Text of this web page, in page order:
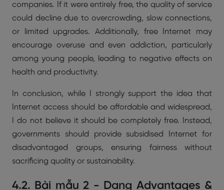
companies. If it were entirely free, the quality of service
could decline due to overcrowding, slow connections,
or limited upgrades. Additionally, free Internet may
encourage overuse and even addiction, particularly
among young people, leading to negative effects on
health and productivity.
In conclusion, while I strongly support the idea that
Internet access should be affordable and widespread,
I do not believe it should be completely free. Instead,
governments should provide subsidised Internet for
disadvantaged groups, ensuring fairness without
sacrificing quality or sustainability.
4.2. Bài mẫu 2 - Dạng Advantages &